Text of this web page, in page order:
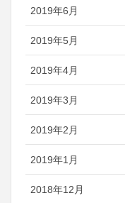
2019年6月
2019年5月
2019年4月
2019年3月
2019年2月
2019年1月
2018年12月